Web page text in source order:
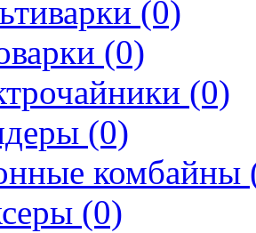
(0)
(0)
(0)
(0)
комбайны
(0)